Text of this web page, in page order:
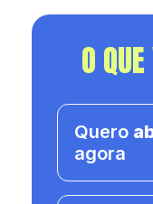
O
Quero
agora